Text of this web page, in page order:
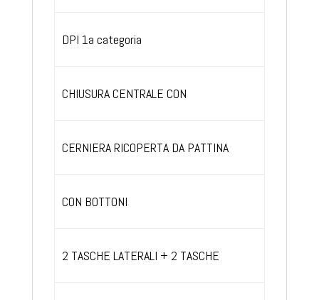
DPI 1a categoria
CHIUSURA CENTRALE CON
CERNIERA RICOPERTA DA PATTINA
CON BOTTONI
2 TASCHE LATERALI + 2 TASCHE